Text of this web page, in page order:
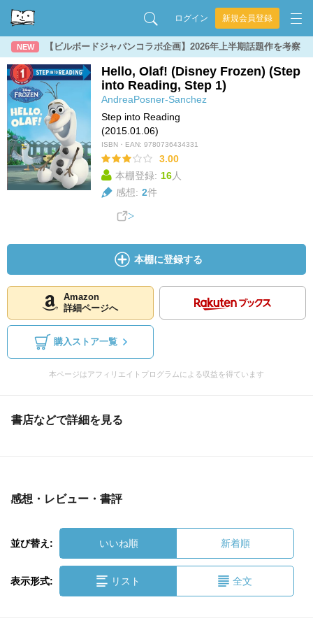
ログイン 新規会員登録
NEW 【ビルボードジャパンコラボ企画】2026年上半期話題作を考察
Hello, Olaf! (Disney Frozen) (Step
into Reading, Step 1)
AndreaPosner-Sanchez
Step into Reading
(2015.01.06)
ISBN・EAN: 9780736434331
3.00
本棚登録: 16人
感想: 2件
本棚に登録する
Amazon
詳細ページへ
購入ストア一覧
本ページはアフィリエイトプログラムによる収益を得ています
書店などで詳細を見る
感想・レビュー・書評
並び替え: いいね順 新着順
表示形式: リスト 全文